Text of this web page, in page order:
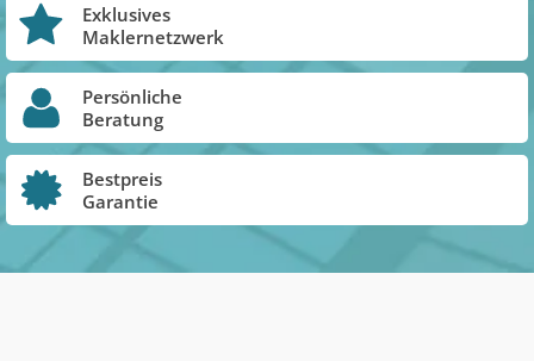
Exklusives
Maklernetzwerk
Persönliche
Beratung
Bestpreis
Garantie